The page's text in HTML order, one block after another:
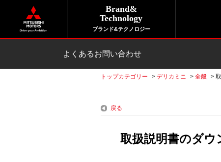
Brand&
Technology
ブランド&テクノロジー
よくあるお問い合わせ
トップカテゴリー > デリカミニ > 全般 >
戻る
取扱説明書のダ